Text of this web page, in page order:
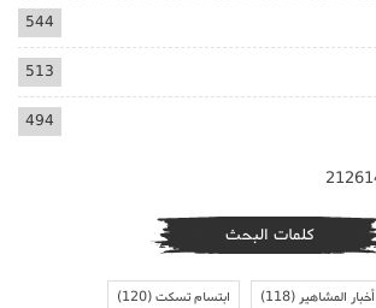
544
513
494
كلمات البحث
أخبار المشاهير(118) ابتسام تسكت(120)